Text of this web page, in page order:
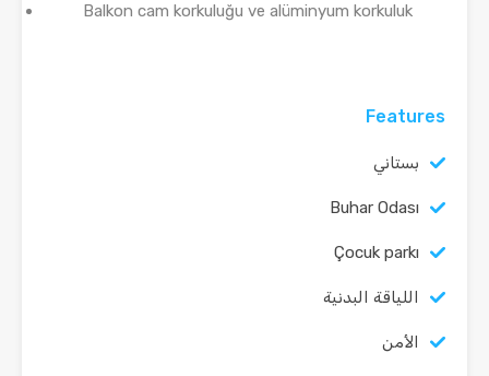
Balkon cam korkuluğu ve alüminyum korkuluk
Features
بستاني
Buhar Odası
Çocuk parkı
اللياقة البدنية
الأمن